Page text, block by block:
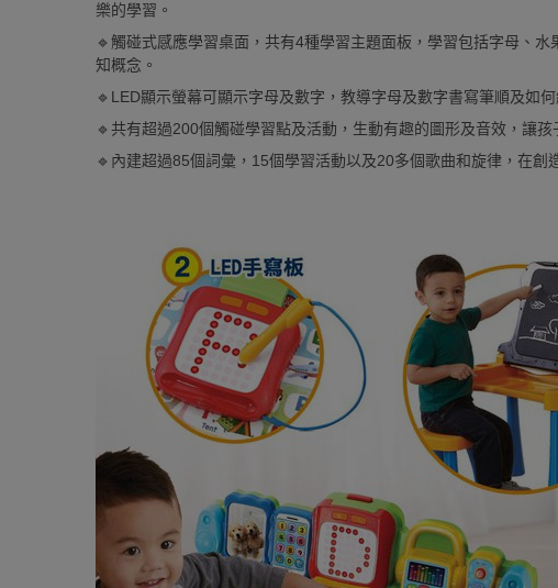
樂的學習。
🔹觸碰式感應學習桌面，共有4種學習主題面板，學習包括字母、
知概念。
🔹LED顯示螢幕可顯示字母及數字，教導字母及數字書寫筆順及如何
🔹共有超過200個觸碰學習點及活動，生動有趣的圖形及音效，讓
🔹內建超過85個詞彙，15個學習活動以及20多個歌曲和旋律，在創